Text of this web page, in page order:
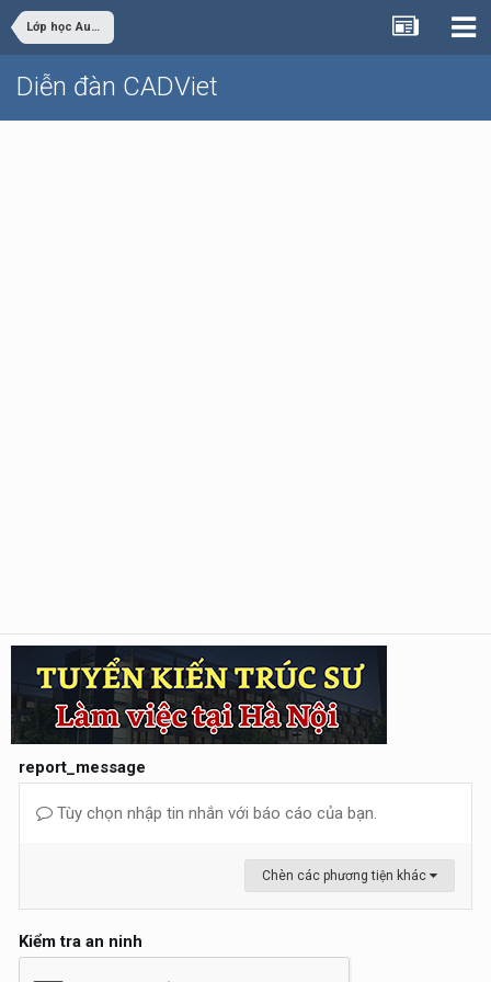
Lớp học AutoCAD nâng cao chuyên nghiệp Online
Diễn đàn CADViet
report_message
Tùy chọn nhập tin nhắn với báo cáo của bạn.
Chèn các phương tiện khác
Kiểm tra an ninh